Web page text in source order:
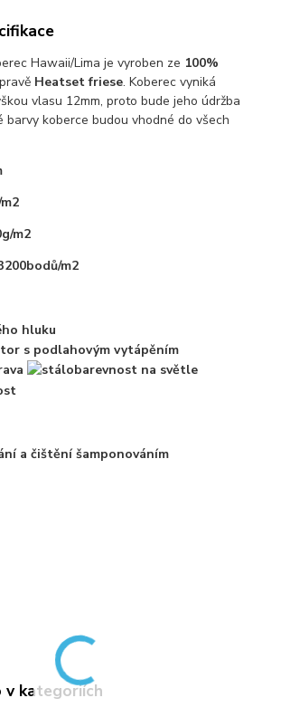
Hawaii/Lima je vyroben ze 100%
Heatset friese. Koberec vyniká
vlasu 12mm, proto bude jeho údržba
barvy koberce budou vhodné do všech
m2
m2
a čištění šamponováním
v kategoriích